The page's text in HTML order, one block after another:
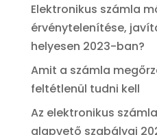
Elektronikus számla
érvénytelenítése,
helyesen 2023-ban?
Amit a számla
feltétlenül tudni kell
Az elektronikus
alapvető szabályai